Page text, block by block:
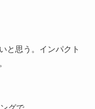
と思う。インパクト